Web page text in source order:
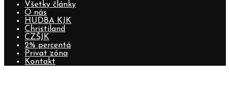
Všetky články
O nás
HUDBA KJK
Christiland
CZŠJK
2% percentá
Privat zóna
Kontakt